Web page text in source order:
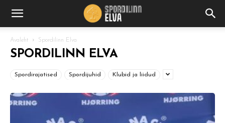
Avaleht Spordilinn Elva
SPORDILINN ELVA
Spordirajatised Spordijuhid Klubid ja liidud